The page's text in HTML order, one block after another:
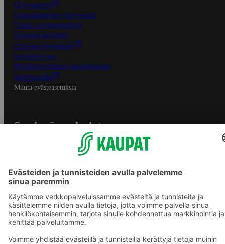
Oiva-raportit
Osuuskauppojen yhteystiedot
Tilaus- ja toimitusehdot
Tietosuojakäytäntö
Palvelun käyttöehdot
Saavutettavuus
Mobiilisovelluksen saavutettavuus
Mainostajalle
Muuta evästeasetuksia
S-ryhmän palvelut
Yhteishyvä Ruoka -sovellus
S-ostoslista -sovellus
Prisma.fi
Sokos.fi
S-Pankki